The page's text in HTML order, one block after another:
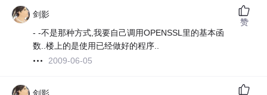
剑影
- -不是那种方式,我要自己调用OPENSSL里的基本函
数..楼上的是使用已经做好的程序..
2009-06-05
赞